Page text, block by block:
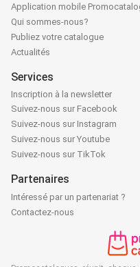
Application mobile
Qui sommes-nous?
Publiez votre catalogue
Actualités
Services
Inscription à la newsletter
Suivez-nous sur Facebook
Suivez-nous sur Instagram
Suivez-nous sur Youtube
Suivez-nous sur TikTok
Partenaires
Intéressé par un partenariat ?
Contactez-nous